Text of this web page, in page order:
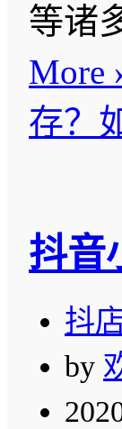
等诸
More
存？
抖音
抖
by